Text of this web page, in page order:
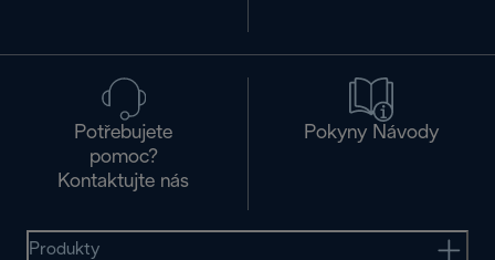
Potřebujete
pomoc?
Kontaktujte nás
Pokyny Návody
Produkty